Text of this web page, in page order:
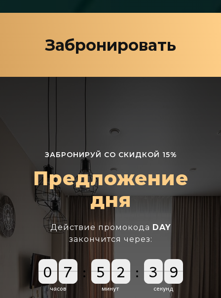
Забронировать
0
0 7
7
часов
: 5
5 3
2
2
3
минут
: 4
3
3
4 8
7
7
8
секунд
Действие промокода DAY
закончится через:
Предложение
дня
ЗАБРОНИРУЙ СО СКИДКОЙ 15%